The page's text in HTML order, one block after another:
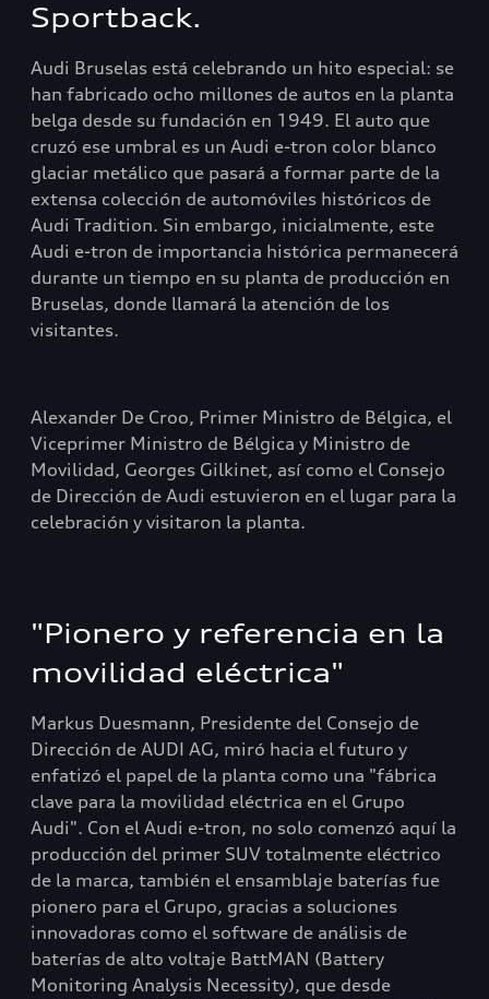
Sportback.
Audi Bruselas está celebrando un hito especial: se
han fabricado ocho millones de autos en la planta
belga desde su fundación en 1949. El auto que
cruzó ese umbral es un Audi e-tron color blanco
glaciar metálico que pasará a formar parte de la
extensa colección de automóviles históricos de
Audi Tradition. Sin embargo, inicialmente, este
Audi e-tron de importancia histórica permanecerá
durante un tiempo en su planta de producción en
Bruselas, donde llamará la atención de los
visitantes.
Alexander De Croo, Primer Ministro de Bélgica, el
Viceprimer Ministro de Bélgica y Ministro de
Movilidad, Georges Gilkinet, así como el Consejo
de Dirección de Audi estuvieron en el lugar para la
celebración y visitaron la planta.
"Pionero y referencia en la
movilidad eléctrica"
Markus Duesmann, Presidente del Consejo de
Dirección de AUDI AG, miró hacia el futuro y
enfatizó el papel de la planta como una "fábrica
clave para la movilidad eléctrica en el Grupo
Audi". Con el Audi e-tron, no solo comenzó aquí la
producción del primer SUV totalmente eléctrico
de la marca, también el ensamblaje baterías fue
pionero para el Grupo, gracias a soluciones
innovadoras como el software de análisis de
baterías de alto voltaje BattMAN (Battery
Monitoring Analysis Necessity), que desde